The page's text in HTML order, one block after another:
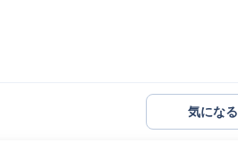
気になる